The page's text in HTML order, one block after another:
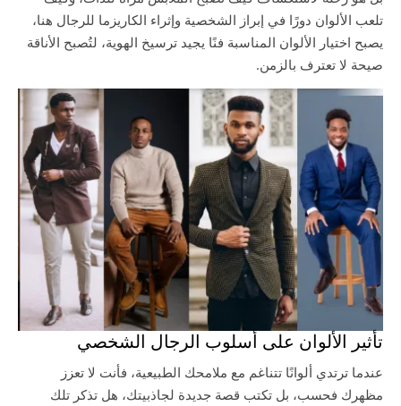
تلعب الألوان دورًا في إبراز الشخصية وإثراء الكاريزما للرجال هنا،
يصبح اختيار الألوان المناسبة فنًا يجيد ترسيخ الهوية، لتُصبح الأناقة
صيحة لا تعترف بالزمن.
تأثير الألوان على أسلوب الرجال الشخصي
عندما ترتدي ألوانًا تتناغم مع ملامحك الطبيعية، فأنت لا تعزز
مظهرك فحسب، بل تكتب قصة جديدة لجاذبيتك، هل تذكر تلك